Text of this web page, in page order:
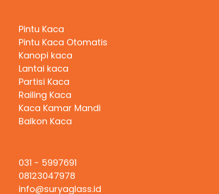
Pintu Kaca
Pintu Kaca Otomatis
Kanopi kaca
Lantai kaca
Partisi Kaca
Railing Kaca
Kaca Kamar Mandi
Balkon Kaca
031 - 5997691
08123047978
info@suryaglass.id